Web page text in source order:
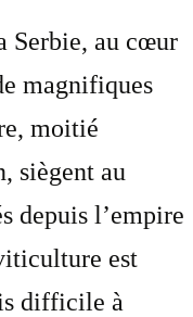
Serbie, au cœur
magnifiques
moitié
siègent au
depuis l’empire
est
difficile à